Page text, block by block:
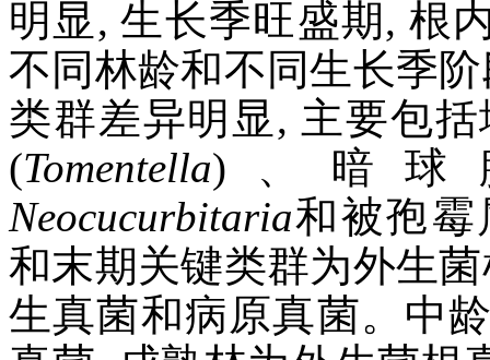
明显, 生长季旺盛期, 根
不同林龄和不同生长季
类群差异明显, 主要包
(Tomentella)、暗球
Neocucurbitaria和被孢霉
和末期关键类群为外生
生真菌和病原真菌。中